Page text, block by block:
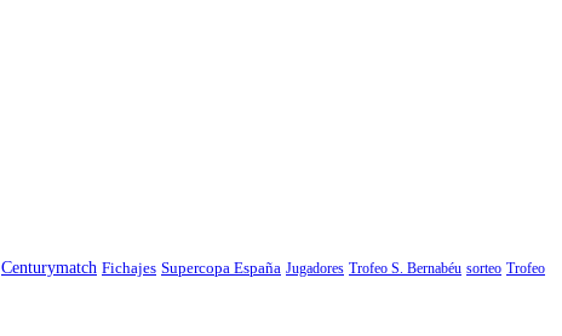
Centurymatch Fichajes Supercopa España Jugadores Trofeo S. Bernabéu sorteo Trofeo